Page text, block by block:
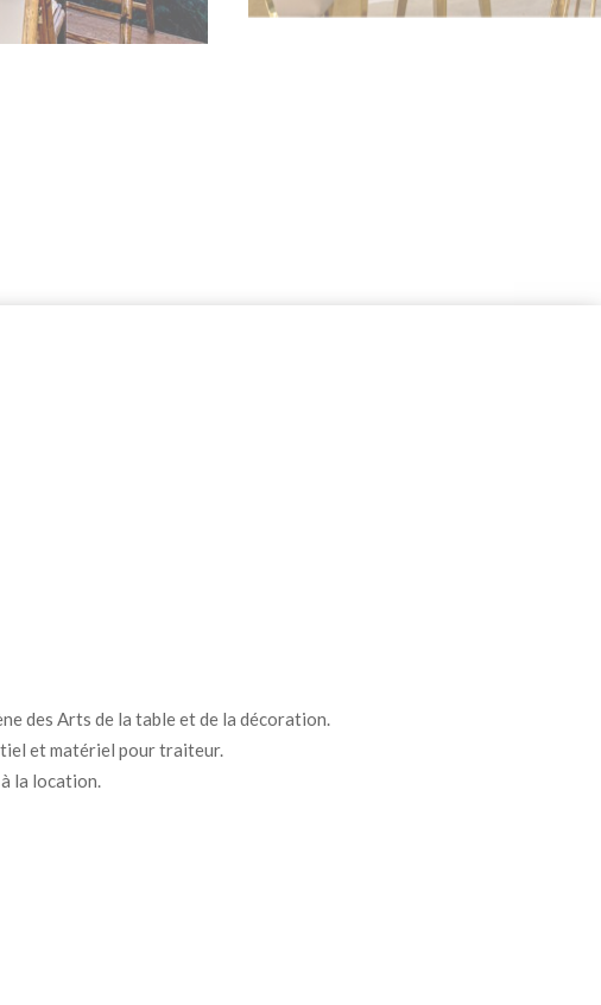
des Arts de la table et de la décoration.
et matériel pour traiteur.
la location.